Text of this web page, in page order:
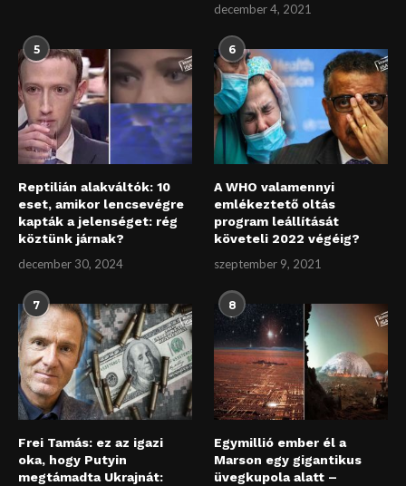
december 4, 2021
5
Reptilián alakváltók: 10
eset, amikor lencsevégre
kapták a jelenséget: rég
köztünk járnak?
december 30, 2024
6
A WHO valamennyi
emlékeztető oltás
program leállítását
követeli 2022 végéig?
szeptember 9, 2021
7
Frei Tamás: ez az igazi
oka, hogy Putyin
megtámadta Ukrajnát:
8
Egymillió ember él a
Marson egy gigantikus
üvegkupola alatt –